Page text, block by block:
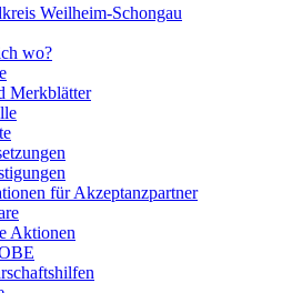
Weilheim-Schongau
wo?
Merkblätter
für Akzeptanzpartner
Aktionen